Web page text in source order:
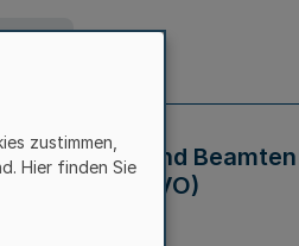
und
- AZVO)
zustimmen,
Hier finden Sie